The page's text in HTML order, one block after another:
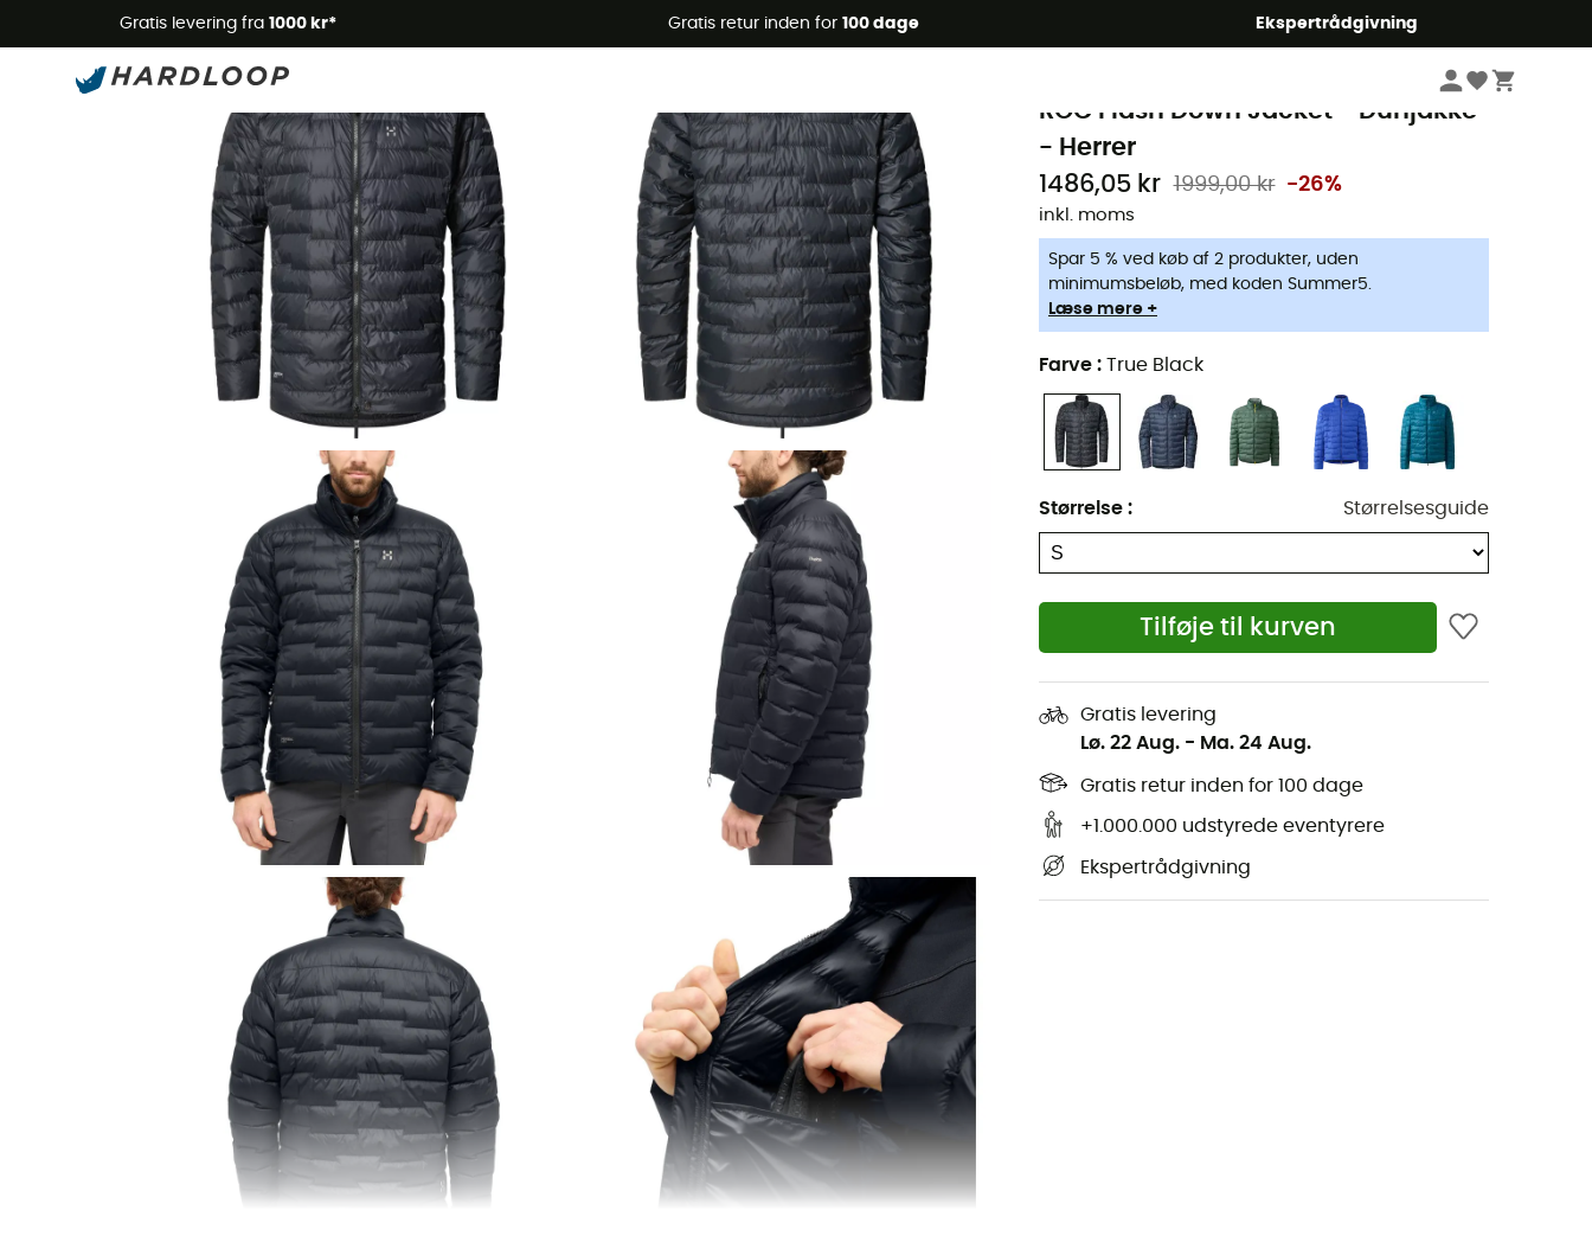
Gratis levering fra 1000 kr* Gratis retur inden for 100 dage Ekspertrådgivning
-5% Extra - Kode Summer5
Dunjakker herrer
ROC Flash Down Jacket - Dunjakke
- Herrer
1486,05 kr 1999,00 kr -26%
inkl. moms
Spar 5 % ved køb af 2 produkter, uden
minimumsbeløb, med koden Summer5.
Læse mere +
Farve : True Black
Størrelse : Størrelsesguide
Tilføje til kurven
Gratis levering
Lø. 22 Aug. - Ma. 24 Aug.
Gratis retur inden for 100 dage
+1.000.000 udstyrede eventyrere
Ekspertrådgivning